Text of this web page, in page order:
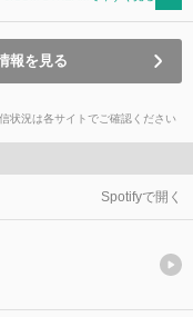
報を見る
状況は各サイトでご確認ください
Spotifyで開く